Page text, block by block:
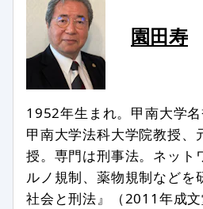
する場合もあります。
次のようなコメントは
削除します。
記事との関係が認め
特定の個人、組織を
を傷つける内容を含
第三者の著作権など
含む場合
園田寿
1952年生まれ。甲南大学
甲南大学法科大学院教授、
授。専門は刑事法。ネット
ルノ規制、薬物規制などを
社会と刑法』（2011年成